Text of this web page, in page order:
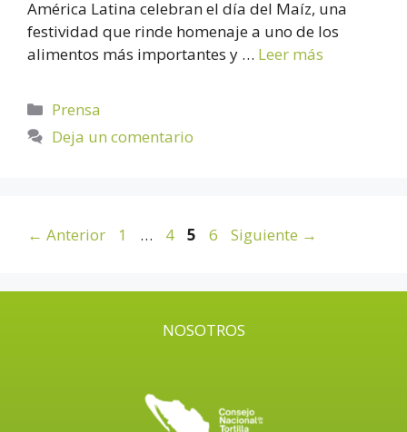
América Latina celebran el día del Maíz, una
festividad que rinde homenaje a uno de los
alimentos más importantes y … Leer más
Prensa
Deja un comentario
← Anterior 1 … 4 5 6 Siguiente →
NOSOTROS